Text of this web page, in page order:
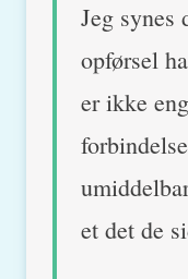
Jeg synes
opførsel
er ikke
et det de